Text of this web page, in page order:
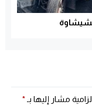
مشار إليها بـ*